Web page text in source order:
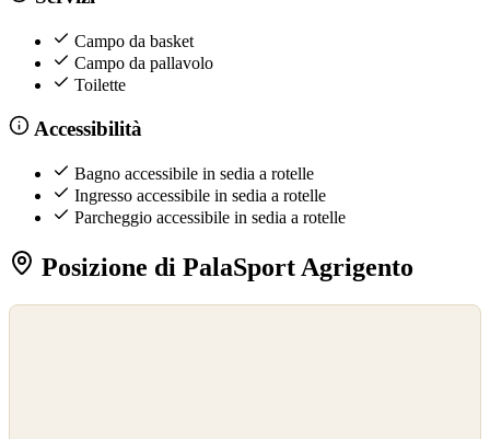
Campo da basket
Campo da pallavolo
Toilette
Accessibilità
Bagno accessibile in sedia a rotelle
Ingresso accessibile in sedia a rotelle
Parcheggio accessibile in sedia a rotelle
Posizione di PalaSport Agrigento